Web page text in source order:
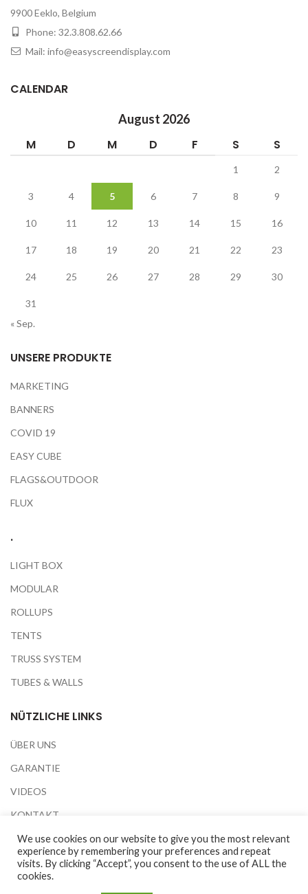
9900 Eeklo, Belgium
Phone: 32.3.808.62.66
Mail: info@easyscreendisplay.com
CALENDAR
August 2026
M D M D F S S
1 2
3 4 5 6 7 8 9
10 11 12 13 14 15 16
17 18 19 20 21 22 23
24 25 26 27 28 29 30
31
« Sep.
UNSERE PRODUKTE
MARKETING
BANNERS
COVID 19
EASY CUBE
FLAGS&OUTDOOR
FLUX
.
LIGHT BOX
MODULAR
ROLLUPS
TENTS
TRUSS SYSTEM
TUBES & WALLS
NÜTZLICHE LINKS
ÜBER UNS
GARANTIE
VIDEOS
KONTAKT
AUSSTELLUNGEN
PRIVACY POLICY
We use cookies on our website to give you the most relevant
experience by remembering your preferences and repeat
visits. By clicking “Accept”, you consent to the use of ALL the
cookies.